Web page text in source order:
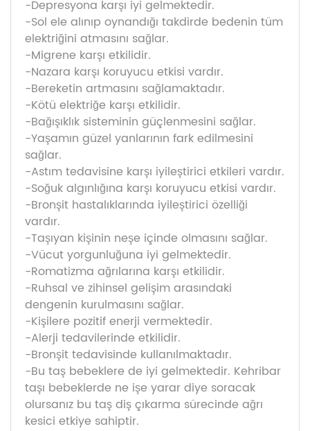
-Depresyona karşı iyi gelmektedir.
-Sol ele alınıp oynandığı takdirde bedenin tüm
elektriğini atmasını sağlar.
-Migrene karşı etkilidir.
-Nazara karşı koruyucu etkisi vardır.
-Bereketin artmasını sağlamaktadır.
-Kötü elektriğe karşı etkilidir.
-Bağışıklık sisteminin güçlenmesini sağlar.
-Yaşamın güzel yanlarının fark edilmesini
sağlar.
-Astım tedavisine karşı iyileştirici etkileri vardır.
-Soğuk algınlığına karşı koruyucu etkisi vardır.
-Bronşit hastalıklarında iyileştirici özelliği
vardır.
-Taşıyan kişinin neşe içinde olmasını sağlar.
-Vücut yorgunluğuna iyi gelmektedir.
-Romatizma ağrılarına karşı etkilidir.
-Ruhsal ve zihinsel gelişim arasındaki
dengenin kurulmasını sağlar.
-Kişilere pozitif enerji vermektedir.
-Alerji tedavilerinde etkilidir.
-Bronşit tedavisinde kullanılmaktadır.
-Bu taş bebeklere de iyi gelmektedir. Kehribar
taşı bebeklerde ne işe yarar diye soracak
olursanız bu taş diş çıkarma sürecinde ağrı
kesici etkiye sahiptir.